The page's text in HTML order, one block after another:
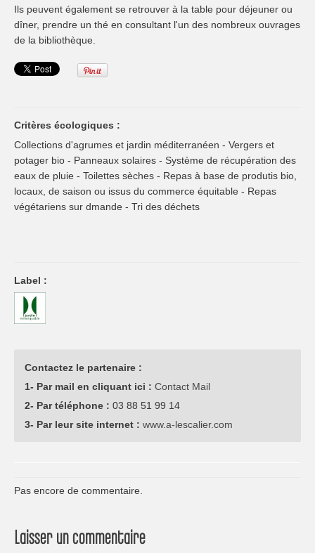
Ils peuvent également se retrouver à la table pour déjeuner ou
dîner, prendre un thé en consultant l'un des nombreux ouvrages
de la bibliothèque.
Critères écologiques :
Collections d'agrumes et jardin méditerranéen - Vergers et
potager bio - Panneaux solaires - Système de récupération des
eaux de pluie - Toilettes sèches - Repas à base de produtis bio,
locaux, de saison ou issus du commerce équitable - Repas
végétariens sur dmande - Tri des déchets
Label :
Contactez le partenaire :
1- Par mail en cliquant ici : Contact Mail
2- Par téléphone : 03 88 51 99 14
3- Par leur site internet : www.a-lescalier.com
Pas encore de commentaire.
Laisser un commentaire